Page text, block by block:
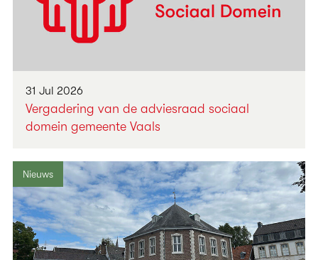
31 Jul 2026
Vergadering van de adviesraad sociaal
domein gemeente Vaals
Nieuws